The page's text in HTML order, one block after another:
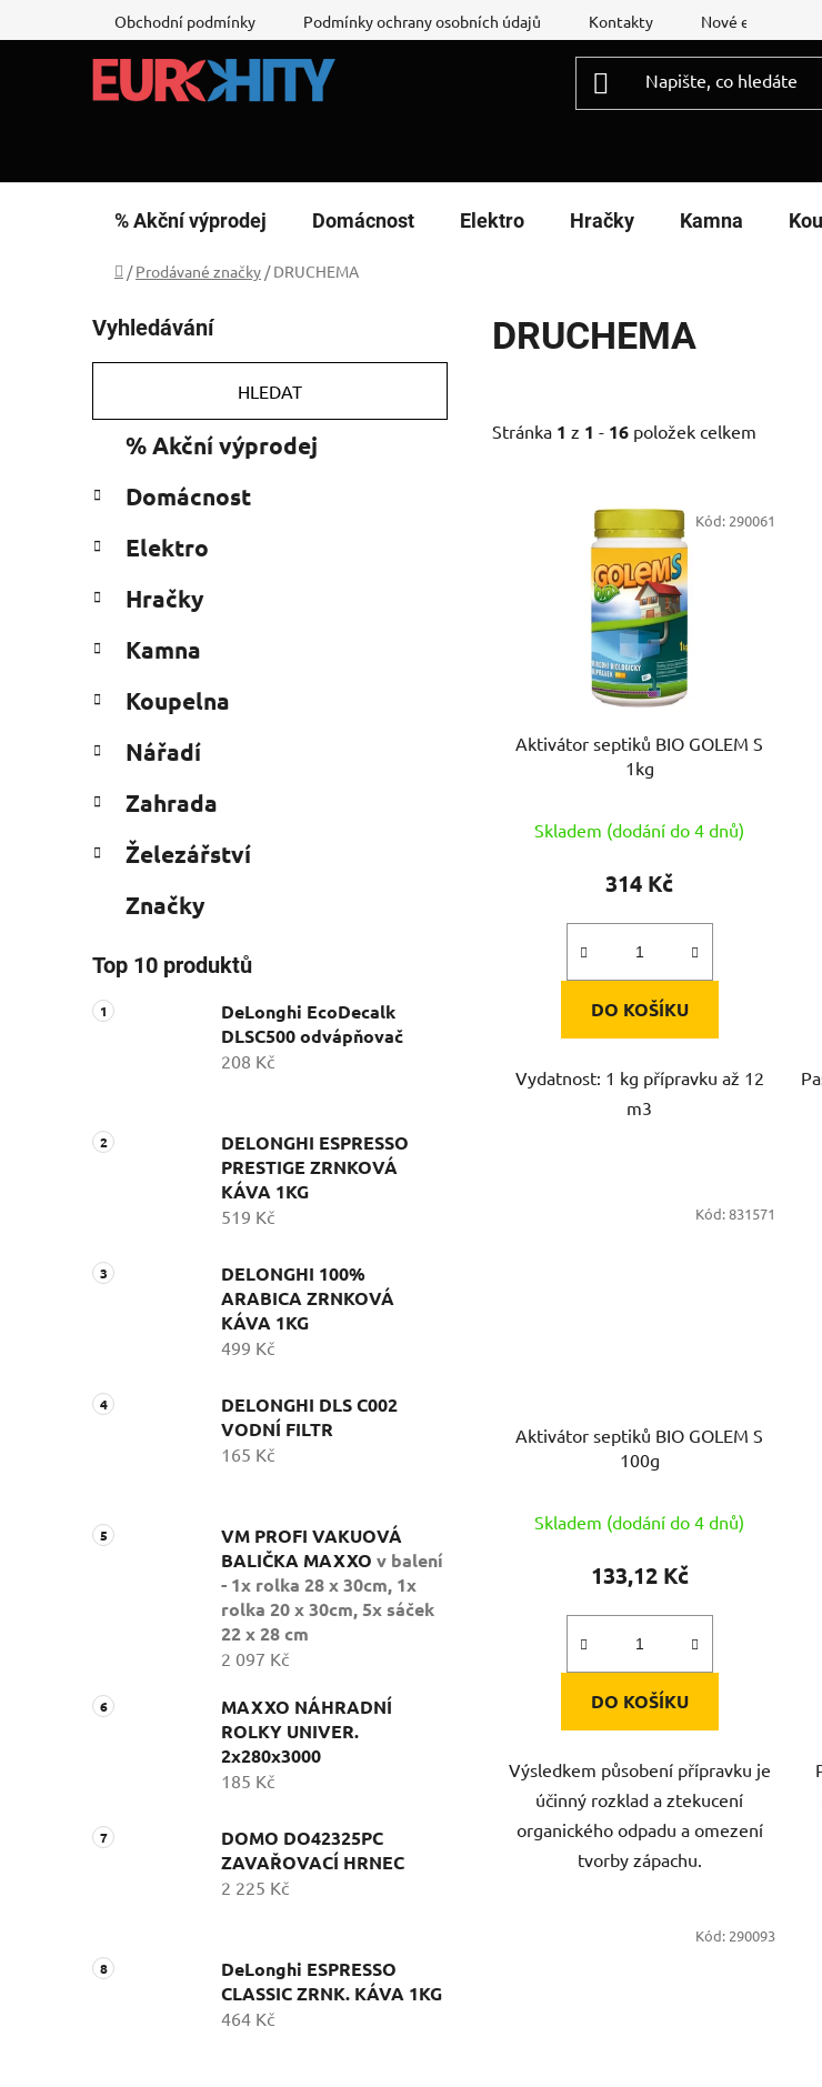
na
Obchodní podmínky Podmínky ochrany osobních údajů Kontakty Nové
% Akční výprodej Domácnost Elektro Hračky Kamna
Domů
/ Prodávané značky / DRUCHEMA
o
s
r
n
í
a
e
Vyhledávání
HLEDAT
kategorie
e
o
i
% Akční výprodej
Domácnost
Elektro
Hračky
Kamna
Koupelna
Nářadí
Zahrada
Železářství
Značky
Top 10 produktů
DeLonghi EcoDecalk
DLSC500 odvápňovač
208 Kč
DELONGHI ESPRESSO
PRESTIGE ZRNKOVÁ
KÁVA 1KG
519 Kč
DELONGHI 100%
ARABICA ZRNKOVÁ
KÁVA 1KG
499 Kč
DELONGHI DLS C002
VODNÍ FILTR
165 Kč
VM PROFI VAKUOVÁ
BALIČKA MAXXO v balení
- 1x rolka 28 x 30cm, 1x
rolka 20 x 30cm, 5x sáček
22 x 28 cm
2 097 Kč
MAXXO NÁHRADNÍ
ROLKY UNIVER.
2x280x3000
185 Kč
DOMO DO42325PC
ZAVAŘOVACÍ HRNEC
2 225 Kč
DeLonghi ESPRESSO
CLASSIC ZRNK. KÁVA 1KG
464 Kč
DRUCHEMA
Stránka 1 z 1 - 16 položek celkem
Aktivátor septiků BIO GOLEM S
1kg
Skladem (dodání do 4 dnů)
314 Kč
DO KOŠÍKU
Vydatnost: 1 kg přípravku až 12
m3
Kód: 290061
Aktivátor septiků BIO GOLEM S
100g
Skladem (dodání do 4 dnů)
133,12 Kč
DO KOŠÍKU
Výsledkem působení přípravku je
účinný rozklad a ztekucení
organického odpadu a omezení
tvorby zápachu.
Kód:831571
Kód: 290093